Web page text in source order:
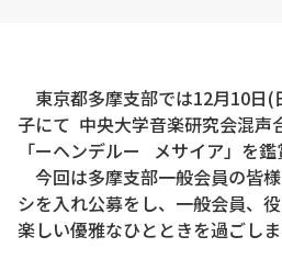
東京都多摩支部では12月10日(
子にて 中央大学音楽研究会混声
「ーヘンデルー メサイア」を鑑
今回は多摩支部一般会員の皆
シを入れ公募をし、一般会員、
楽しい優雅なひとときを過ごしま